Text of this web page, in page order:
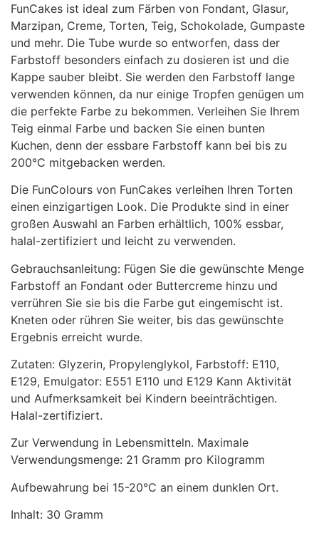
FunCakes ist ideal zum Färben von Fondant, Glasur,
Marzipan, Creme, Torten, Teig, Schokolade, Gumpaste
und mehr. Die Tube wurde so entworfen, dass der
Farbstoff besonders einfach zu dosieren ist und die
Kappe sauber bleibt. Sie werden den Farbstoff lange
verwenden können, da nur einige Tropfen genügen um
die perfekte Farbe zu bekommen. Verleihen Sie Ihrem
Teig einmal Farbe und backen Sie einen bunten
Kuchen, denn der essbare Farbstoff kann bei bis zu
200°C mitgebacken werden.
Die FunColours von FunCakes verleihen Ihren Torten
einen einzigartigen Look. Die Produkte sind in einer
großen Auswahl an Farben erhältlich, 100% essbar,
halal-zertifiziert und leicht zu verwenden.
Gebrauchsanleitung: Fügen Sie die gewünschte Menge
Farbstoff an Fondant oder Buttercreme hinzu und
verrühren Sie sie bis die Farbe gut eingemischt ist.
Kneten oder rühren Sie weiter, bis das gewünschte
Ergebnis erreicht wurde.
Zutaten: Glyzerin, Propylenglykol, Farbstoff: E110,
E129, Emulgator: E551 E110 und E129 Kann Aktivität
und Aufmerksamkeit bei Kindern beeinträchtigen.
Halal-zertifiziert.
Zur Verwendung in Lebensmitteln. Maximale
Verwendungsmenge: 21 Gramm pro Kilogramm
Aufbewahrung bei 15-20°C an einem dunklen Ort.
Inhalt: 30 Gramm